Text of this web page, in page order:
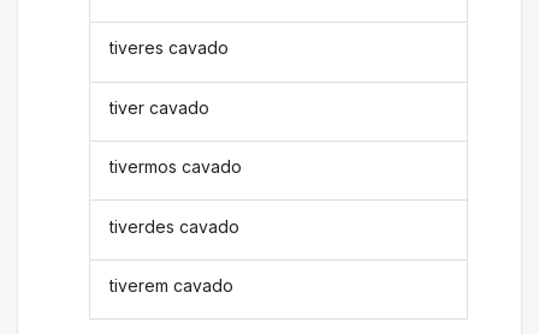
tiveres cavado
tiver cavado
tivermos cavado
tiverdes cavado
tiverem cavado